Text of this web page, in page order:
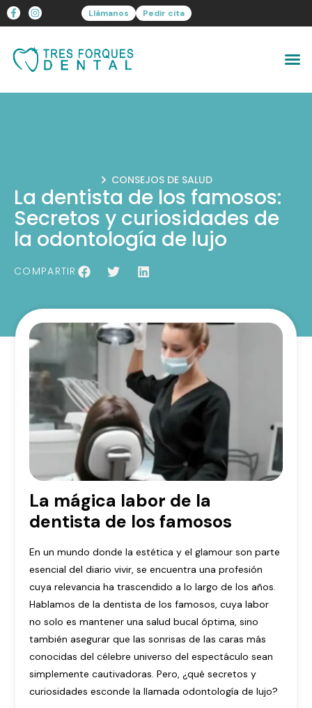
Llámanos Pedir cita
CONSEJOS DE SALUD
La dentista de los famosos:
Secretos y curiosidades de
la odontología de lujo
COMPARTIR
La mágica labor de la
dentista de los famosos
En un mundo donde la estética y el glamour son parte
esencial del diario vivir, se encuentra una profesión
cuya relevancia ha trascendido a lo largo de los años.
Hablamos de la dentista de los famosos, cuya labor
no solo es mantener una salud bucal óptima, sino
también asegurar que las sonrisas de las caras más
conocidas del célebre universo del espectáculo sean
simplemente cautivadoras. Pero, ¿qué secretos y
curiosidades esconde la llamada odontología de lujo?